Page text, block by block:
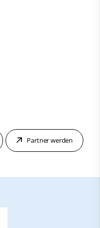
Partner werden